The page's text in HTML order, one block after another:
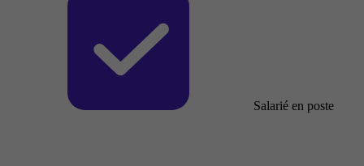
Salarié en poste